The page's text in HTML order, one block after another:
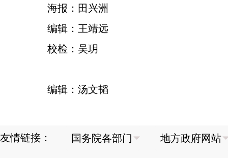
海报：田兴洲
编辑：王靖远
校检：吴玥
编辑：汤文韬
友情链接：